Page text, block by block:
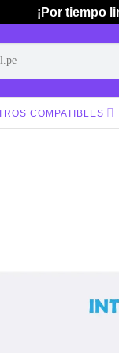
¡Por tiempo
COMPATIBLES